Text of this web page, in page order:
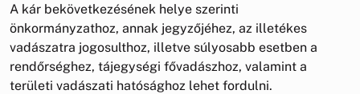
A kár bekövetkezésének helye szerinti
önkormányzathoz, annak jegyzőjéhez, az illetékes
vadászatra jogosulthoz, illetve súlyosabb esetben a
rendőrséghez, tájegységi fővadászhoz, valamint a
területi vadászati hatósághoz lehet fordulni.